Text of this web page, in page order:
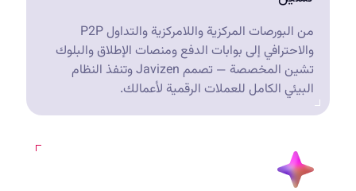
من البورصات المركزية واللامركزية والتداول P2P
والاحترافي إلى بوابات الدفع ومنصات الإطلاق والبلوك
تشين المخصصة — تصمم Javizen وتنفذ النظام
البيئي الكامل للعملات الرقمية لأعمالك.